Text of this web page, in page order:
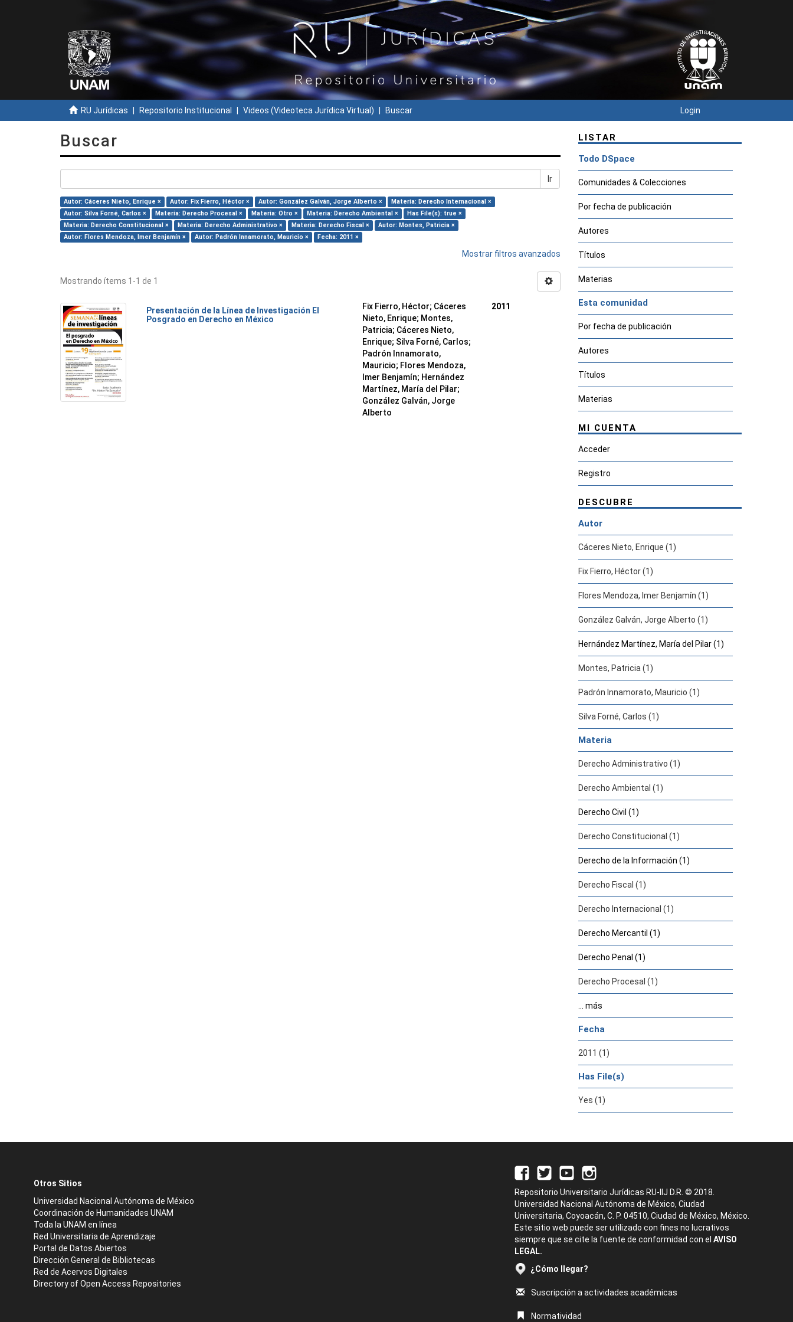
RU Jurídicas Repositorio Institucional Videos (Videoteca Jurídica Virtual) Buscar Login
Buscar
Ir
Autor: Cáceres Nieto, Enrique × Autor: Fix Fierro, Héctor × Autor: González Galván, Jorge Alberto ×
Materia: Derecho Internacional ×
Autor: Silva Forné, Carlos ×
Materia: Derecho Procesal × Materia: Otro × Materia: Derecho Ambiental ×
Has File(s): true ×
Materia: Derecho Constitucional ×
Materia: Derecho Administrativo × Materia: Derecho Fiscal ×
Autor: Montes, Patricia ×
Autor: Flores Mendoza, Imer Benjamín ×
Autor: Padrón Innamorato, Mauricio × Fecha: 2011 ×
Mostrar filtros avanzados
Mostrando ítems 1-1 de 1
Presentación de la Línea de Investigación El
Posgrado en Derecho en México
Fix Fierro, Héctor; Cáceres
Nieto, Enrique; Montes,
Patricia; Cáceres Nieto,
Enrique; Silva Forné, Carlos;
Padrón Innamorato,
Mauricio; Flores Mendoza,
Imer Benjamín; Hernández
Martínez, María del Pilar;
González Galván, Jorge
Alberto
2011
LISTAR
Todo DSpace
Comunidades & Colecciones
Por fecha de publicación
Autores
Títulos
Materias
Esta comunidad
Por fecha de publicación
Autores
Títulos
Materias
MI CUENTA
Acceder
Registro
DESCUBRE
Autor
Cáceres Nieto, Enrique (1)
Fix Fierro, Héctor (1)
Flores Mendoza, Imer Benjamín (1)
González Galván, Jorge Alberto (1)
Hernández Martínez, María del Pilar (1)
Montes, Patricia (1)
Padrón Innamorato, Mauricio (1)
Silva Forné, Carlos (1)
Materia
Derecho Administrativo (1)
Derecho Ambiental (1)
Derecho Civil (1)
Derecho Constitucional (1)
Derecho de la Información (1)
Derecho Fiscal (1)
Derecho Internacional (1)
Derecho Mercantil (1)
Derecho Penal (1)
Derecho Procesal (1)
... más
Fecha
2011 (1)
Has File(s)
Yes (1)
Otros Sitios
Universidad Nacional Autónoma de México
Coordinación de Humanidades UNAM
Toda la UNAM en línea
Red Universitaria de Aprendizaje
Portal de Datos Abiertos
Dirección General de Bibliotecas
Red de Acervos Digitales
Directory of Open Access Repositories
Repositorio Universitario Jurídicas RU-IIJ D.R. © 2018.
Universidad Nacional Autónoma de México, Ciudad
Universitaria, Coyoacán, C. P. 04510, Ciudad de México, México.
Este sitio web puede ser utilizado con fines no lucrativos
siempre que se cite la fuente de conformidad con el AVISO
LEGAL.
¿Cómo llegar?
Suscripción a actividades académicas
Normatividad